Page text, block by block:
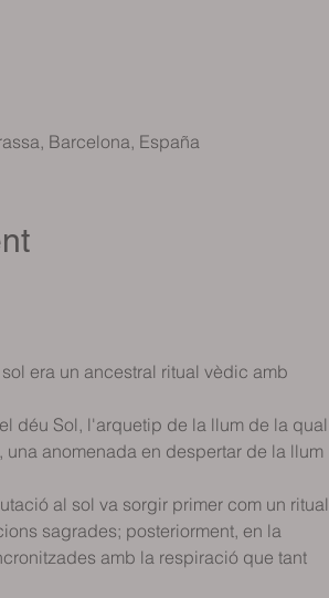
Barcelona, España
era un ancestral ritual vèdic amb
déu Sol, l'arquetip de la llum de la qual
anomenada en despertar de la llum
al sol va sorgir primer com un ritual
sagrades; posteriorment, en la
amb la respiració que tant